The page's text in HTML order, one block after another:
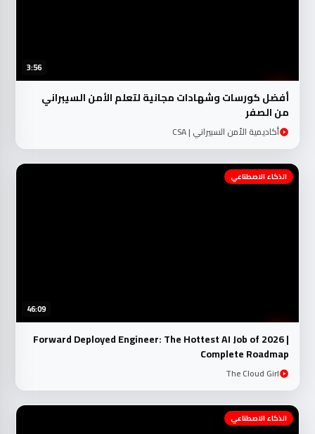
3:56
أفضل كورسات وشهادات مجانية لتعلم الأمن السيبراني
من الصفر
أكاديمية الأمن السبيراني | CSA
46:09
الذكاء الاصطناعي
Forward Deployed Engineer: The Hottest AI Job of 2026 |
Complete Roadmap
The Cloud Girl
الذكاء الاصطناعي